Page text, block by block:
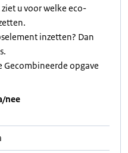
u voor welke eco-
inzetten? Dan
Gecombineerde opgave
nee